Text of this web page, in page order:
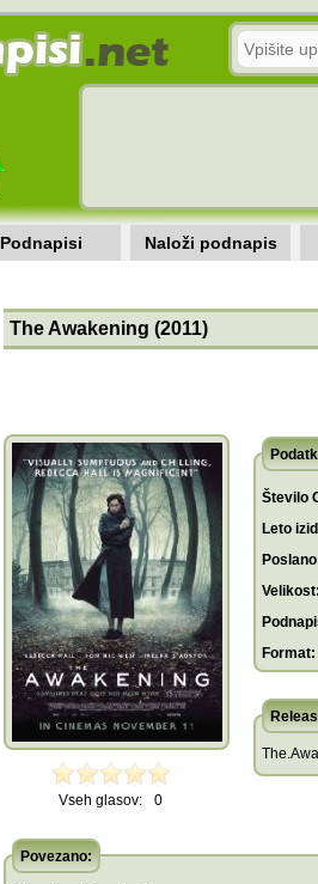
Podnapisi Naloži podnapis
The Awakening (2011)
Vseh glasov: 0
Število
Leto
Format:
Povezano: